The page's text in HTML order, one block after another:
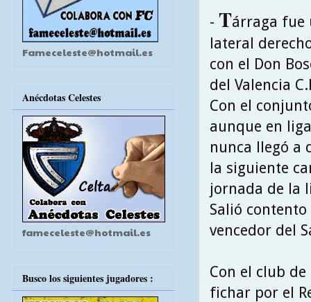
- Tárraga fue
lateral
con el Don
del Valencia
Con el
aunque en
nunca llegó a
la siguiente
jornada de la
Salió
vencedor del
Con el club
fichar por el
Fameceleste@hotmail.es
Anécdotas Celestes
fameceleste@hotmail.es
Busco los siguientes jugadores :